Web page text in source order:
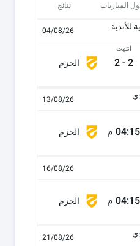
المباريات نتائج
للأندية 04/08/26
انتهت
2
-
2 الحزم
13/08/26
04:15 م الحزم
16/08/26
04:15 م الحزم
21/08/26